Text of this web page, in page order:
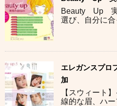
Beauty Up 実
選び、自分に
エレガンスプロ
加
【スウィート
線的な眉、ハ